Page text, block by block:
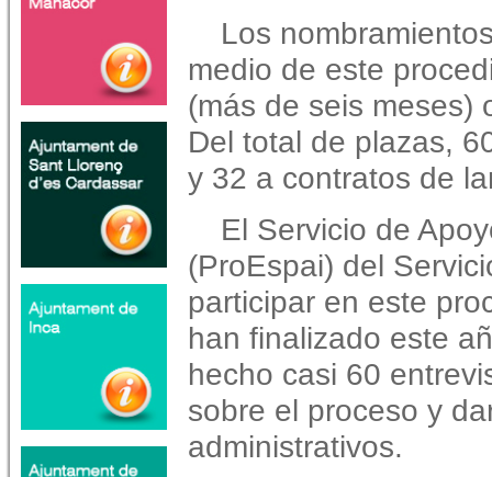
Los
medio de este
(más de seis meses)
Del total de plazas,
y 32 a contratos de
El Servicio de
(ProEspai) del
participar en este
han finalizado este
hecho casi 60
sobre el proceso y
administrativos.